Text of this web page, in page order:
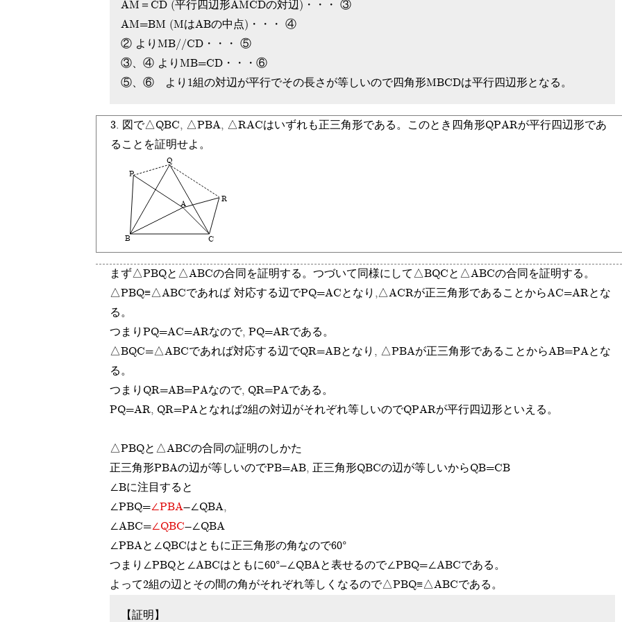
AM＝CD (平行四辺形AMCDの対辺)・・・ ③
AM=BM (MはABの中点)・・・ ④
② よりMB//CD・・・ ⑤
③、④ よりMB=CD・・・⑥
⑤、⑥ より1組の対辺が平行でその長さが等しいので四角形MBCDは平行四辺形となる。
3. 図で△QBC, △PBA, △RACはいずれも正三角形である。このとき四角形QPARが平行四辺形であ
ることを証明せよ。
A
B C
P
Q
R
まず△PBQと△ABCの合同を証明する。つづいて同様にして△BQCと△ABCの合同を証明する。
△PBQ≡△ABCであれば 対応する辺でPQ=ACとなり,△ACRが正三角形であることからAC=ARとな
る。
つまりPQ=AC=ARなので, PQ=ARである。
△BQC=△ABCであれば対応する辺でQR=ABとなり, △PBAが正三角形であることからAB=PAとな
る。
つまりQR=AB=PAなので, QR=PAである。
PQ=AR, QR=PAとなれば2組の対辺がそれぞれ等しいのでQPARが平行四辺形といえる。
△PBQと△ABCの合同の証明のしかた
正三角形PBAの辺が等しいのでPB=AB, 正三角形QBCの辺が等しいからQB=CB
∠Bに注目すると
∠PBQ=∠PBA-∠QBA,
∠ABC=∠QBC-∠QBA
∠PBAと∠QBCはともに正三角形の角なので60°
つまり∠PBQと∠ABCはともに60°-∠QBAと表せるので∠PBQ=∠ABCである。
よって2組の辺とその間の角がそれぞれ等しくなるので△PBQ≡△ABCである。
【証明】